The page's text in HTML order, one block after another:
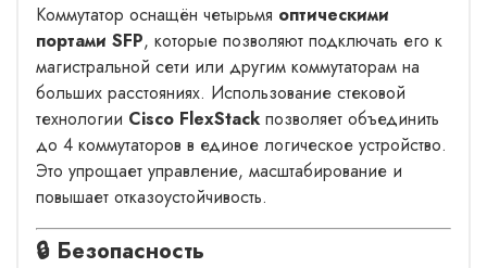
Коммутатор оснащён четырьмя оптическими
портами SFP, которые позволяют подключать его к
магистральной сети или другим коммутаторам на
больших расстояниях. Использование стековой
технологии Cisco FlexStack позволяет объединить
до 4 коммутаторов в единое логическое устройство.
Это упрощает управление, масштабирование и
повышает отказоустойчивость.
🔒 Безопасность